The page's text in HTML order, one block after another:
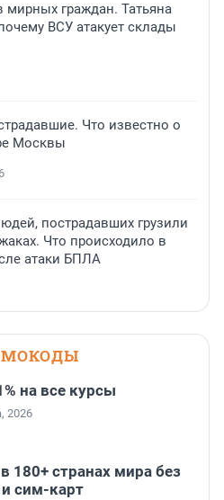
мирных граждан. Татьяна
ВСУ атакует склады
Что известно о
Москвы
пострадавших грузили
Что происходило в
атаки БПЛА
на все курсы
2026
180+ странах мира без
сим-карт